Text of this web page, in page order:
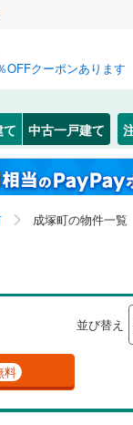
OFFクーポンあります
中古一戸建て
成塚町の物件一覧
並び替え
料
宮城
埼玉
岡山
高崎
太田
渋川市
北群
甘楽
泉町(
西新
牛沢町
東長
南矢
上越線
信越
東武
ム
築古
ビル
防犯
検索条件を保
新着物件通知は、 マ
群馬県、太田市、成
検索条件
マイページ
お
閉
お
閉